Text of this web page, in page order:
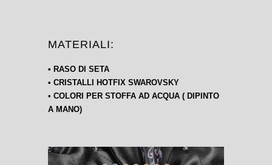
MATERIALI:
• RASO DI SETA
• CRISTALLI HOTFIX SWAROVSKY
• COLORI PER STOFFA AD ACQUA ( DIPINTO
A MANO)